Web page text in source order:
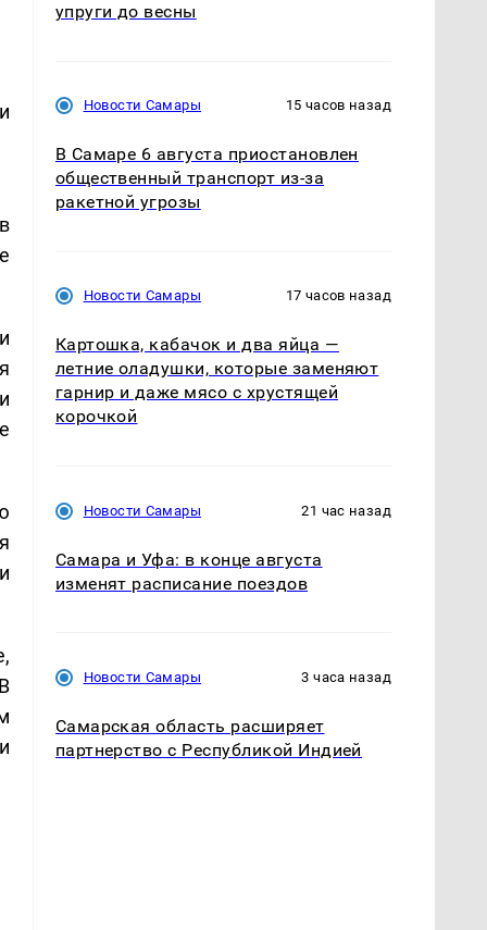
упруги до весны
Новости Самары 15 часов назад
В Самаре 6 августа приостановлен
общественный транспорт из-за
ракетной угрозы
Новости Самары 17 часов назад
Картошка, кабачок и два яйца —
летние оладушки, которые заменяют
гарнир и даже мясо с хрустящей
корочкой
Новости Самары 21 час назад
Самара и Уфа: в конце августа
изменят расписание поездов
Новости Самары 3 часа назад
Самарская область расширяет
партнерство с Республикой Индией